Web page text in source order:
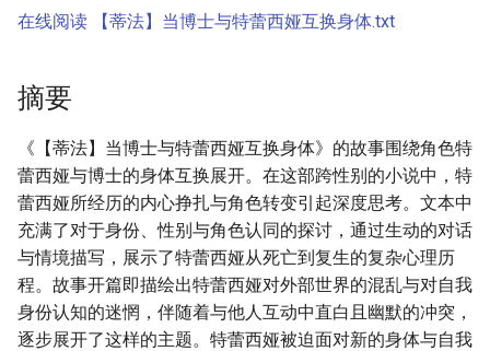
在线阅读 【蒂法】当博士与特蕾西娅互换身体.txt
摘要
《【蒂法】当博士与特蕾西娅互换身体》的故事围绕角色特
蕾西娅与博士的身体互换展开。在这部跨性别的小说中，特
蕾西娅所经历的内心挣扎与角色转变引起深度思考。文本中
充满了对于身份、性别与角色认同的探讨，通过生动的对话
与情境描写，展示了特蕾西娅从死亡到复生的复杂心理历
程。故事开篇即描绘出特蕾西娅对外部世界的混乱与对自我
身份认知的迷惘，伴随着与他人互动中直白且幽默的冲突，
逐步展开了这样的主题。特蕾西娅被迫面对新的身体与自我